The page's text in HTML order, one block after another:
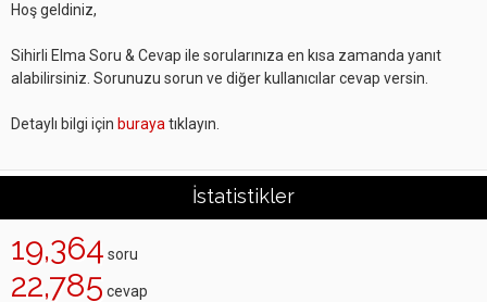
Hoş geldiniz,
Sihirli Elma Soru & Cevap ile sorularınıza en kısa zamanda yanıt
alabilirsiniz. Sorunuzu sorun ve diğer kullanıcılar cevap versin.
Detaylı bilgi için buraya tıklayın.
İstatistikler
19,364 soru
22,785 cevap